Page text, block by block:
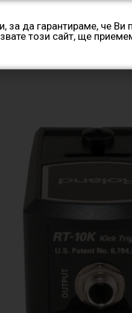
Начало
за да гарантираме, че
този сайт, ще